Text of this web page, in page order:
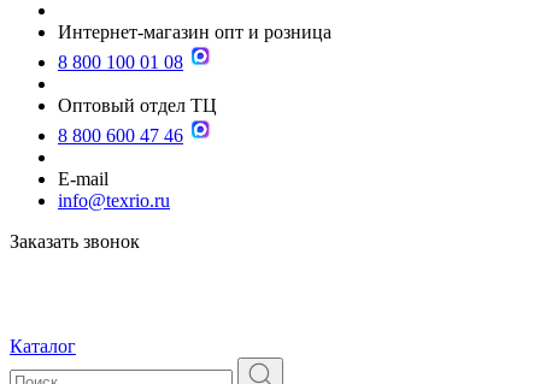
Интернет-магазин опт и розница
8 800 100 01 08
Оптовый отдел ТЦ
8 800 600 47 46
E-mail
info@texrio.ru
Заказать звонок
Каталог